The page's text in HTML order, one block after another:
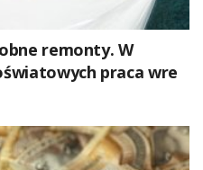
remonty. W
praca wre